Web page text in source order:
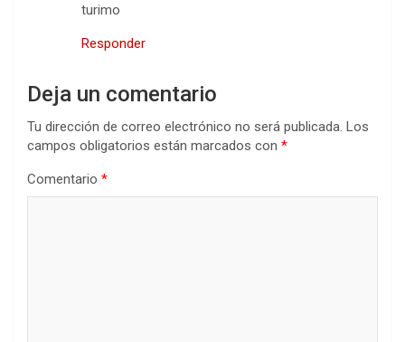
turimo
Responder
Deja un comentario
Tu dirección de correo electrónico no será publicada. Los
campos obligatorios están marcados con *
Comentario *